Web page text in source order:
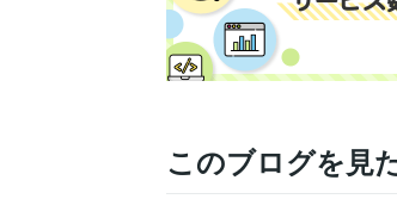
このブログを見